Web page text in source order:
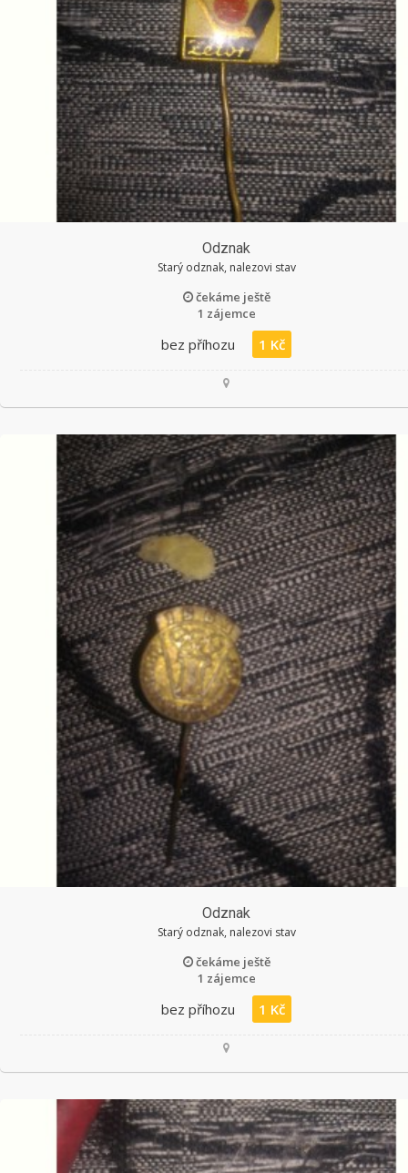
Odznak
Starý odznak, nalezovi stav
čekáme ještě
1 zájemce
bez příhozu 1 Kč
Odznak
Starý odznak, nalezovi stav
čekáme ještě
1 zájemce
bez příhozu 1 Kč